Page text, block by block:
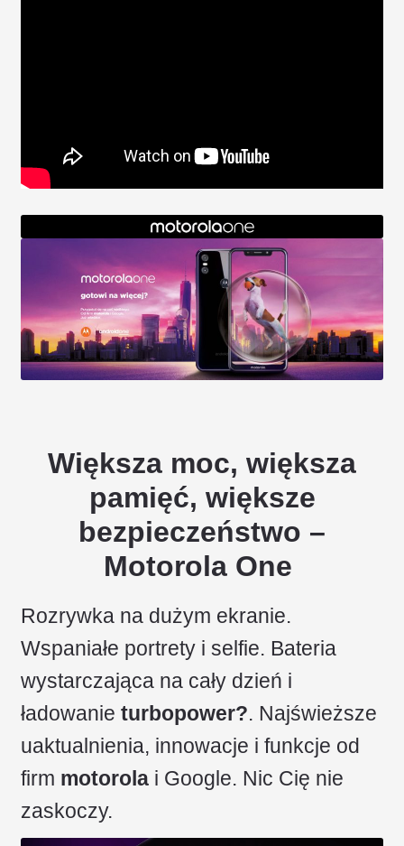
Większa moc, większa
pamięć, większe
bezpieczeństwo –
Motorola One
Rozrywka na dużym ekranie.
Wspaniałe portrety i selfie. Bateria
wystarczająca na cały dzień i
ładowanie turbopower?. Najświeższe
uaktualnienia, innowacje i funkcje od
firm motorola i Google. Nic Cię nie
zaskoczy.